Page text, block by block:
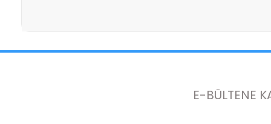
İade/iptal ettiğim ürünün geri ödemesi ne zaman
E-BÜLTENE